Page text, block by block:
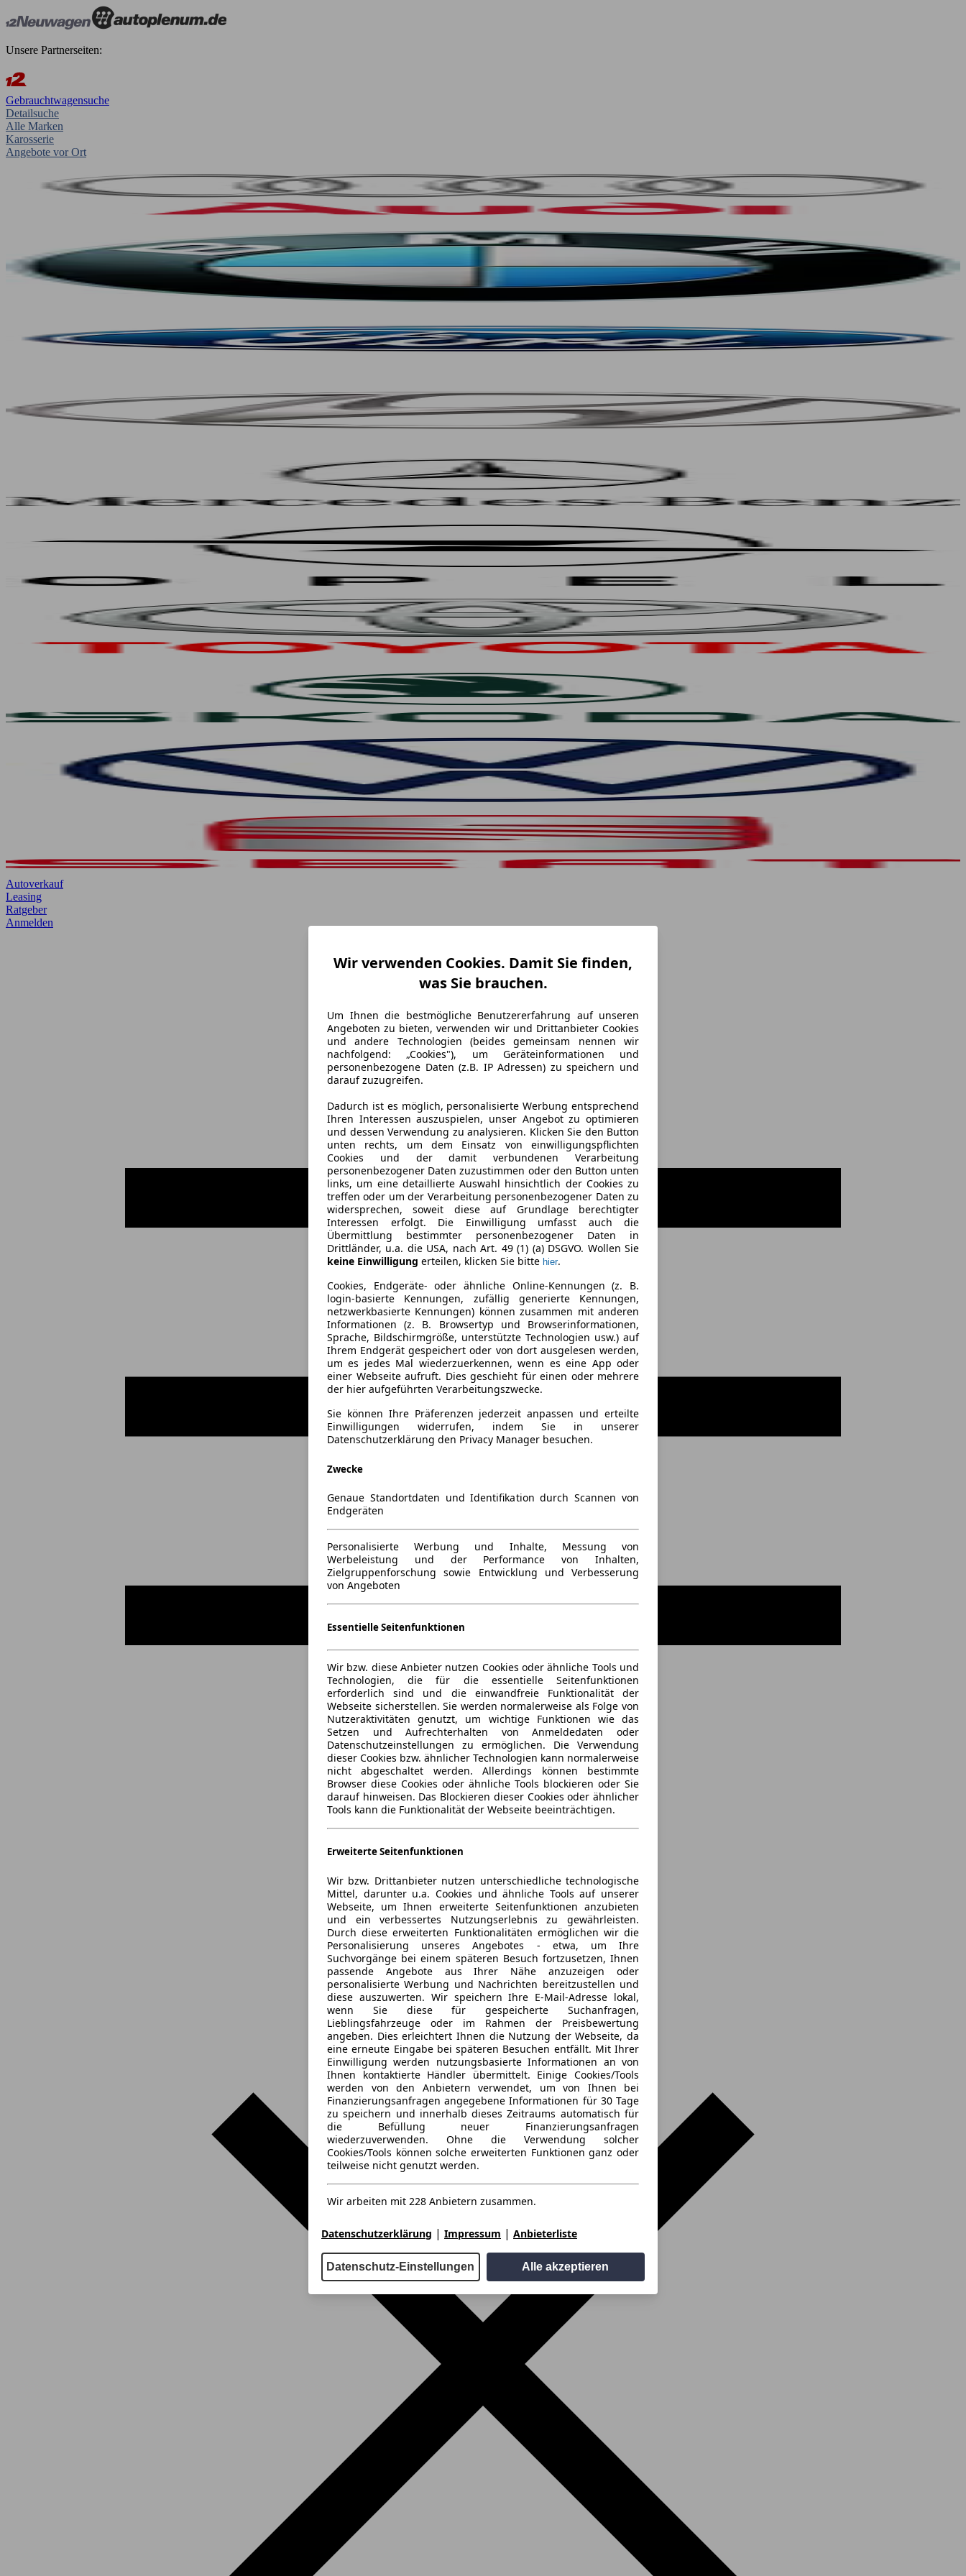
Unsere Partnerseiten:
Gebrauchtwagensuche
Detailsuche
Alle Marken
Karosserie
Angebote vor Ort
Autoverkauf
Leasing
Ratgeber
Anmelden
Wir verwenden Cookies. Damit Sie finden,
was Sie brauchen.
Um Ihnen die bestmögliche Benutzererfahrung auf unseren
Angeboten zu bieten, verwenden wir und Drittanbieter Cookies
und andere Technologien (beides gemeinsam nennen wir
nachfolgend: „Cookies"), um Geräteinformationen und
personenbezogene Daten (z.B. IP Adressen) zu speichern und
darauf zuzugreifen.
Dadurch ist es möglich, personalisierte Werbung entsprechend
Ihren Interessen auszuspielen, unser Angebot zu optimieren
und dessen Verwendung zu analysieren. Klicken Sie den Button
unten rechts, um dem Einsatz von einwilligungspflichten
Cookies und der damit verbundenen Verarbeitung
personenbezogener Daten zuzustimmen oder den Button unten
links, um eine detaillierte Auswahl hinsichtlich der Cookies zu
treffen oder um der Verarbeitung personenbezogener Daten zu
widersprechen, soweit diese auf Grundlage berechtigter
Interessen erfolgt. Die Einwilligung umfasst auch die
Übermittlung bestimmter personenbezogener Daten in
Drittländer, u.a. die USA, nach Art. 49 (1) (a) DSGVO. Wollen Sie
keine Einwilligung erteilen, klicken Sie bitte hier.
Cookies, Endgeräte- oder ähnliche Online-Kennungen (z. B.
login-basierte Kennungen, zufällig generierte Kennungen,
netzwerkbasierte Kennungen) können zusammen mit anderen
Informationen (z. B. Browsertyp und Browserinformationen,
Sprache, Bildschirmgröße, unterstützte Technologien usw.) auf
Ihrem Endgerät gespeichert oder von dort ausgelesen werden,
um es jedes Mal wiederzuerkennen, wenn es eine App oder
einer Webseite aufruft. Dies geschieht für einen oder mehrere
der hier aufgeführten Verarbeitungszwecke.
Sie können Ihre Präferenzen jederzeit anpassen und erteilte
Einwilligungen widerrufen, indem Sie in unserer
Datenschutzerklärung den Privacy Manager besuchen.
Zwecke
Genaue Standortdaten und Identifikation durch Scannen von
Endgeräten
Personalisierte Werbung und Inhalte, Messung von
Werbeleistung und der Performance von Inhalten,
Zielgruppenforschung sowie Entwicklung und Verbesserung
von Angeboten
Essentielle Seitenfunktionen
Wir bzw. diese Anbieter nutzen Cookies oder ähnliche Tools und
Technologien, die für die essentielle Seitenfunktionen
erforderlich sind und die einwandfreie Funktionalität der
Webseite sicherstellen. Sie werden normalerweise als Folge von
Nutzeraktivitäten genutzt, um wichtige Funktionen wie das
Setzen und Aufrechterhalten von Anmeldedaten oder
Datenschutzeinstellungen zu ermöglichen. Die Verwendung
dieser Cookies bzw. ähnlicher Technologien kann normalerweise
nicht abgeschaltet werden. Allerdings können bestimmte
Browser diese Cookies oder ähnliche Tools blockieren oder Sie
darauf hinweisen. Das Blockieren dieser Cookies oder ähnlicher
Tools kann die Funktionalität der Webseite beeinträchtigen.
Erweiterte Seitenfunktionen
Wir bzw. Drittanbieter nutzen unterschiedliche technologische
Mittel, darunter u.a. Cookies und ähnliche Tools auf unserer
Webseite, um Ihnen erweiterte Seitenfunktionen anzubieten
und ein verbessertes Nutzungserlebnis zu gewährleisten.
Durch diese erweiterten Funktionalitäten ermöglichen wir die
Personalisierung unseres Angebotes - etwa, um Ihre
Suchvorgänge bei einem späteren Besuch fortzusetzen, Ihnen
passende Angebote aus Ihrer Nähe anzuzeigen oder
personalisierte Werbung und Nachrichten bereitzustellen und
diese auszuwerten. Wir speichern Ihre E-Mail-Adresse lokal,
wenn Sie diese für gespeicherte Suchanfragen,
Lieblingsfahrzeuge oder im Rahmen der Preisbewertung
angeben. Dies erleichtert Ihnen die Nutzung der Webseite, da
eine erneute Eingabe bei späteren Besuchen entfällt. Mit Ihrer
Einwilligung werden nutzungsbasierte Informationen an von
Ihnen kontaktierte Händler übermittelt. Einige Cookies/Tools
werden von den Anbietern verwendet, um von Ihnen bei
Finanzierungsanfragen angegebene Informationen für 30 Tage
zu speichern und innerhalb dieses Zeitraums automatisch für
die Befüllung neuer Finanzierungsanfragen
wiederzuverwenden. Ohne die Verwendung solcher
Cookies/Tools können solche erweiterten Funktionen ganz oder
teilweise nicht genutzt werden.
Wir arbeiten mit 228 Anbietern zusammen.
Datenschutzerklärung | Impressum | Anbieterliste
Datenschutz-Einstellungen Alle akzeptieren